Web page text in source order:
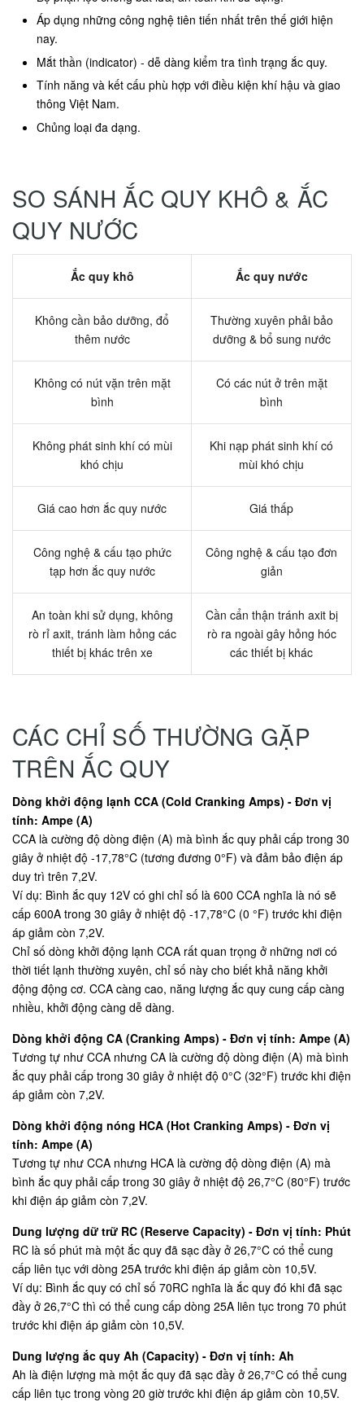
Áp dụng những công nghệ tiên tiến nhất trên thế giới hiện
nay.
Mắt thần (indicator) - dễ dàng kiểm tra tình trạng ắc quy.
Tính năng và kết cấu phù hợp với điều kiện khí hậu và giao
thông Việt Nam.
Chủng loại đa dạng.
SO SÁNH ẮC QUY KHÔ & ẮC
QUY NƯỚC
Ắc quy khô Ắc quy nước
Không cần bảo dưỡng, đổ
thêm nước
Thường xuyên phải bảo
dưỡng & bổ sung nước
Không có nút vặn trên mặt
bình
Có các nút ở trên mặt
bình
Không phát sinh khí có mùi
khó chịu
Khi nạp phát sinh khí có
mùi khó chịu
Giá cao hơn ắc quy nước Giá thấp
Công nghệ & cấu tạo phức
tạp hơn ắc quy nước
Công nghệ & cấu tạo đơn
giản
An toàn khi sử dụng, không
rò rỉ axit, tránh làm hỏng các
thiết bị khác trên xe
Cần cẩn thận tránh axit bị
rò ra ngoài gây hỏng hóc
các thiết bị khác
CÁC CHỈ SỐ THƯỜNG GẶP
TRÊN ẮC QUY
Dòng khởi động lạnh CCA (Cold Cranking Amps) - Đơn vị
tính: Ampe (A)
CCA là cường độ dòng điện (A) mà bình ắc quy phải cấp trong 30
giây ở nhiệt độ -17,78°C (tương đương 0°F) và đảm bảo điện áp
duy trì trên 7,2V.
Ví dụ: Bình ắc quy 12V có ghi chỉ số là 600 CCA nghĩa là nó sẽ
cấp 600A trong 30 giây ở nhiệt độ -17,78°C (0 °F) trước khi điện
áp giảm còn 7,2V.
Chỉ số dòng khởi động lạnh CCA rất quan trọng ở những nơi có
thời tiết lạnh thường xuyên, chỉ số này cho biết khả năng khởi
động động cơ. CCA càng cao, năng lượng ắc quy cung cấp càng
nhiều, khởi động càng dễ dàng.
Dòng khởi động CA (Cranking Amps) - Đơn vị tính: Ampe (A)
Tương tự như CCA nhưng CA là cường độ dòng điện (A) mà bình
ắc quy phải cấp trong 30 giây ở nhiệt độ 0°C (32°F) trước khi điện
áp giảm còn 7,2V.
Dòng khởi động nóng HCA (Hot Cranking Amps) - Đơn vị
tính: Ampe (A)
Tương tự như CCA nhưng HCA là cường độ dòng điện (A) mà
bình ắc quy phải cấp trong 30 giây ở nhiệt độ 26,7°C (80°F) trước
khi điện áp giảm còn 7,2V.
Dung lượng dữ trữ RC (Reserve Capacity) - Đơn vị tính: Phút
RC là số phút mà một ắc quy đã sạc đầy ở 26,7°C có thể cung
cấp liên tục với dòng 25A trước khi điện áp giảm còn 10,5V.
Ví dụ: Bình ắc quy có chỉ số 70RC nghĩa là ắc quy đó khi đã sạc
đầy ở 26,7°C thì có thể cung cấp dòng 25A liên tục trong 70 phút
trước khi điện áp giảm còn 10,5V.
Dung lượng ắc quy Ah (Capacity) - Đơn vị tính: Ah
Ah là điện lượng mà một ắc quy đã sạc đầy ở 26,7°C có thể cung
cấp liên tục trong vòng 20 giờ trước khi điện áp giảm còn 10,5V.